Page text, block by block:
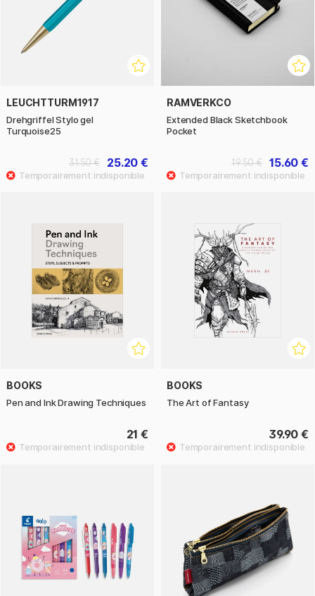
LEUCHTTURM1917
Drehgriffel Stylo gel
Turquoise25
25.20 €
31.50 €
RAMVERKCO
Extended Black Sketchbook
Pocket
15.60 €
19.50 €
BOOKS
Pen and Ink Drawing Techniques
21 €
BOOKS
The Art of Fantasy
39.90 €